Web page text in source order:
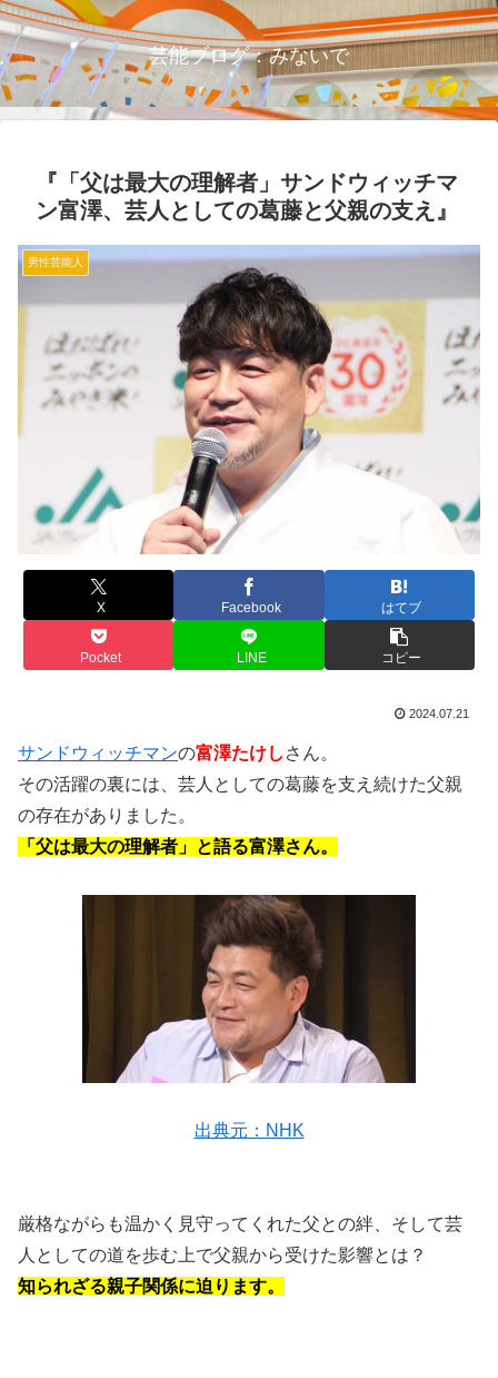
芸能ブログ：みないで
『「父は最大の理解者」サンドウィッチマ
ン富澤、芸人としての葛藤と父親の支え』
男性芸能人
X Facebook はてブ
Pocket LINE コピー
2024.07.21
サンドウィッチマンの富澤たけし さん。
その活躍の裏には、芸人としての葛藤を支え続けた父親
の存在がありました。
「父は最大の理解者」と語る富澤さん。
出典元：NHK
厳格ながらも温かく見守ってくれた父との絆、そして芸
人としての道を歩む上で父親から受けた影響とは？
知られざる親子関係に迫ります。